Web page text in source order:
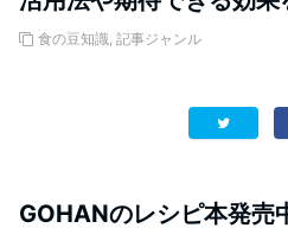
食の豆知識, 記事ジャンル
GOHANのレシピ本発売